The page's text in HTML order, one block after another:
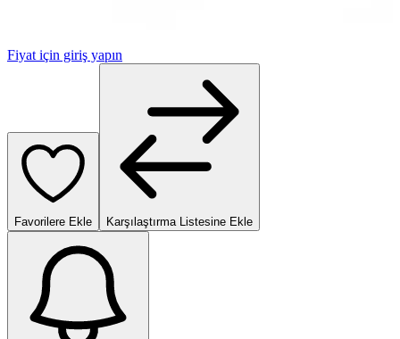
Fiyat için giriş yapın
Favorilere Ekle Karşılaştırma Listesine Ekle